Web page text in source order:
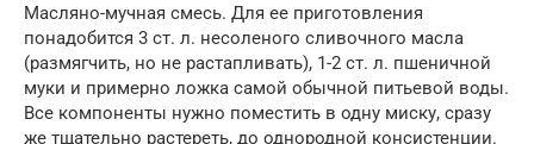
Масляно-мучная смесь. Для ее приготовления
понадобится 3 ст. л. несоленого сливочного масла
(размягчить, но не растапливать), 1-2 ст. л. пшеничной
муки и примерно ложка самой обычной питьевой воды.
Все компоненты нужно поместить в одну миску, сразу
же тщательно растереть, до однородной консистенции.